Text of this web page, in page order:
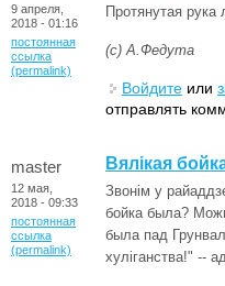
9 апреля,
2018 - 01:16
постоянная
ссылка
(permalink)
Протянутая рука
(с) А.Федута
Войдите или
отправлять
master
12 мая,
2018 - 09:33
постоянная
ссылка
(permalink)
Вялікая
Звонім у
бойка была?
была пад
хуліганства!" --